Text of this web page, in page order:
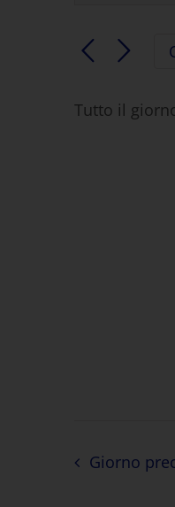
chiave.
per
Tutto il
Giorno